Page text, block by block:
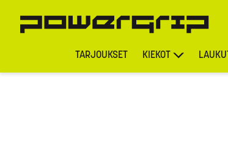
TARJOUKSET KIEKOT LAUKUT